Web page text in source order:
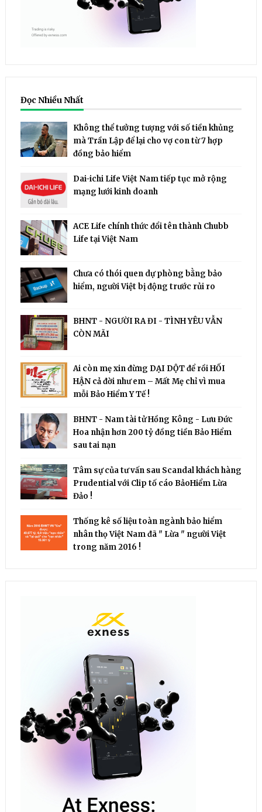
Đọc Nhiều Nhất
Không thể tưởng tượng với số tiền khủng
mà Trần Lập để lại cho vợ con từ 7 hợp
đồng bảo hiểm
Dai-ichi Life Việt Nam tiếp tục mở rộng
mạng lưới kinh doanh
ACE Life chính thức đổi tên thành Chubb
Life tại Việt Nam
Chưa có thói quen dự phòng bằng bảo
hiểm, người Việt bị động trước rủi ro
BHNT - NGƯỜI RA ĐI - TÌNH YÊU VẪN
CÒN MÃI
Ai còn mẹ xin đừng DẠI DỘT để rồi HỐI
HẬN cả đời như em – Mất Mẹ chỉ vì mua
mỗi Bảo Hiểm Y Tế !
BHNT - Nam tài tử Hồng Kông - Lưu Đức
Hoa nhận hơn 200 tỷ đồng tiền Bảo Hiểm
sau tai nạn
Tâm sự của tư vấn sau Scandal khách hàng
Prudential với Clip tố cáo BảoHiểm Lừa
Đảo !
Thống kê số liệu toàn ngành bảo hiểm
nhân thọ Việt Nam đã " Lừa " người Việt
trong năm 2016 !